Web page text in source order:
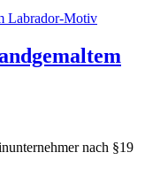
nach §19